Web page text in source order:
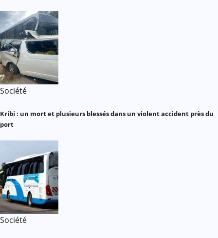
Société
Kribi : un mort et plusieurs blessés dans un violent accident près du
port
Société